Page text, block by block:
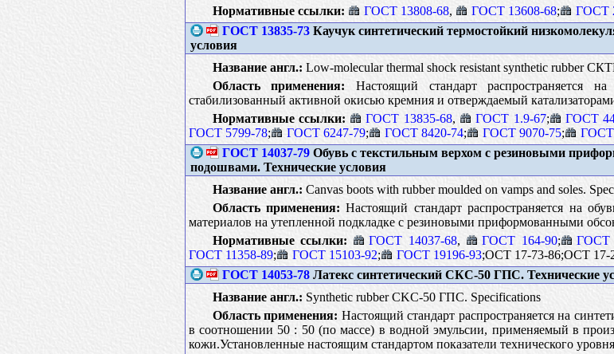
Нормативные ссылки:
ГОСТ 13808-68, ГОСТ 13608-68;
ГОСТ
ГОСТ 13835-73Каучук синтетический термостойкий
условия
Название англ.: Low-molecular thermal shock resistant synthetic rubber
Область применения: Настоящий стандарт распространяется
стабилизованный активной окисью кремния и отверждаемый
Нормативные ссылки:
ГОСТ 13835-68, ГОСТ 1.9-67; ГОСТ
ГОСТ 5799-78; ГОСТ 6247-79; ГОСТ 8420-74; ГОСТ 9070-75;
ГОСТ
ГОСТ 14037-79Обувь с текстильным верхом с резиновыми
подошвами. Технические условия
Название англ.: Canvas boots with rubber moulded on vamps and soles.
Область применения: Настоящий стандарт распространяется на
материалов на утепленной подкладке с резиновыми приформованными
Нормативные ссылки:
ГОСТ 14037-68, ГОСТ 164-90; ГОСТ
ГОСТ 11358-89; ГОСТ 15103-92; ГОСТ 19196-93;ОСТ 17-73-86;ОСТ 17-
ГОСТ 14053-78Латекс синтетический СКС-50 ГПС. Технические
Название англ.: Synthetic rubber CKC-50 ГПC. Specifications
Область применения: Настоящий стандарт распространяется на
в соотношении 50 : 50 (по массе) в водной эмульсии, применяемый в
кожи.Установленные настоящим стандартом показатели технического